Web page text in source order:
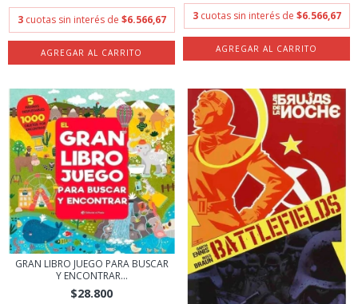
3 cuotas sin interés de $6.566,67 3 cuotas sin interés de $6.566,67
GRAN LIBRO JUEGO PARA BUSCAR
Y ENCONTRAR...
$28.800